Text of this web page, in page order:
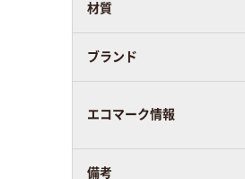
材質
ブランド
エコマーク情報
備考